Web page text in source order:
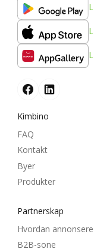
Kimbino
FAQ
Kontakt
Byer
Produkter
Partnerskap
Hvordan annonsere
B2B-sone